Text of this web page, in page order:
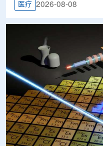
医疗 2026-08-08